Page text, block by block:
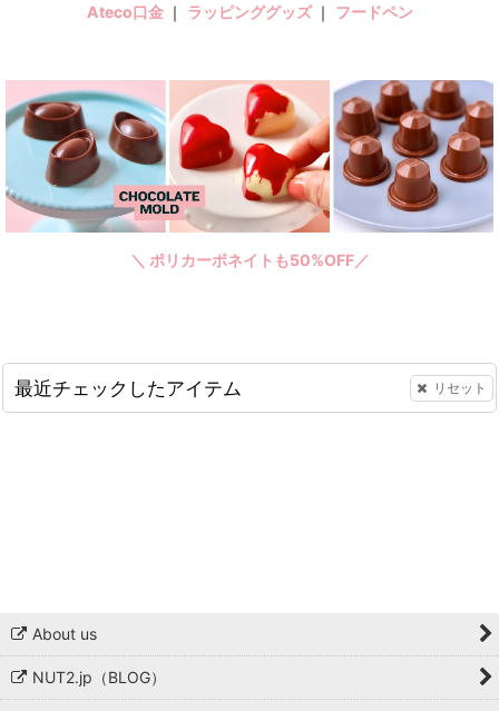
Ateco口金 ｜ ラッピンググッズ ｜ フードペン
＼ ポリカーボネイトも50%OFF／
最近チェックしたアイテム リセット
About us
NUT2.jp（BLOG）